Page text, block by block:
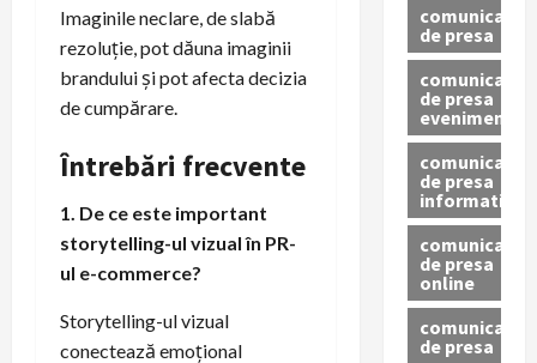
Imaginile neclare, de slabă
rezoluție, pot dăuna imaginii
brandului și pot afecta decizia
de cumpărare.
Întrebări frecvente
1. De ce este important
storytelling-ul vizual în PR-
ul e-commerce?
Storytelling-ul vizual
conectează emoțional
comunicat
de presa
comunicat
de presa
eveniment
comunicat
de presa
informativ
comunicat
de presa
online
comunicate
de presa